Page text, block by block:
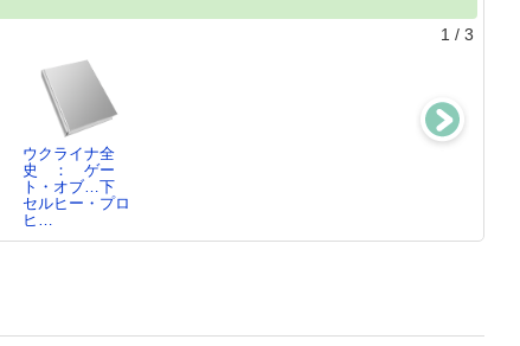
1 / 3
ウクライナ全
史 ： ゲー
ト・オブ…下
セルヒー・プロ
ヒ…